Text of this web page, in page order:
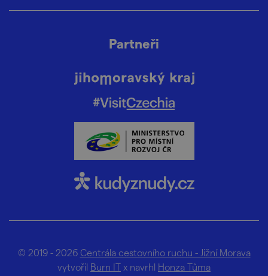
Partneři
© 2019 - 2026 Centrála cestovního ruchu - Jižní Morava
vytvořil Burn IT x navrhl Honza Tůma